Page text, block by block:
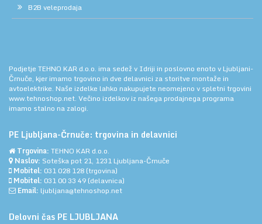
B2B veleprodaja
Podjetje TEHNO KAR d.o.o. ima sedež v Idriji in poslovno enoto v Ljubljani-
Črnuče, kjer imamo trgovino in dve delavnici za storitve montaže in
avtoelektrike. Naše izdelke lahko nakupujete neomejeno v spletni trgovini
www.tehnoshop.net. Večino izdelkov iz našega prodajnega programa
imamo stalno na zalogi.
PE Ljubljana-Črnuče: trgovina in delavnici
Trgovina: TEHNO KAR d.o.o.
Naslov: Soteška pot 21, 1231 Ljubljana-Črnuče
Mobitel: 031 028 128 (trgovina)
Mobitel: 031 00 33 49 (delavnica)
Email: ljubljana@tehnoshop.net
Delovni čas PE LJUBLJANA